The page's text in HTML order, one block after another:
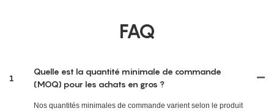
FAQ
1
Quelle est la quantité minimale de commande
(MOQ) pour les achats en gros ?
Nos quantités minimales de commande varient selon le produit